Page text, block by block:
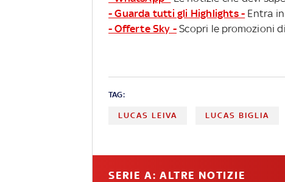
- Guarda tutti gli Highlights - Entra
- Offerte Sky - Scopri le promozioni
TAG:
LUCAS LEIVA LUCAS BIGLIA
SERIE A: ALTRE NOTIZIE